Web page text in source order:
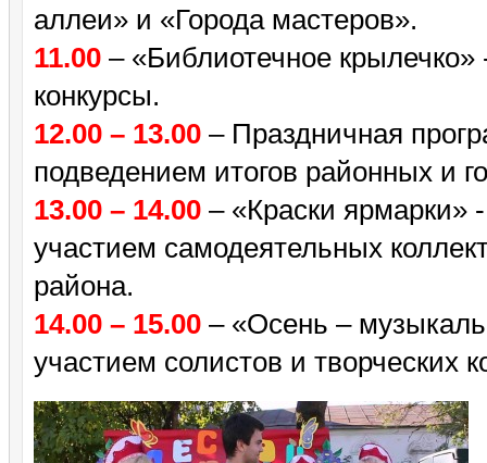
аллеи» и «Города мастеров».
11.00 – «Библиотечное
конкурсы.
12.00 – 13.00 – Праздничная
подведением итогов районных и
13.00 – 14.00 – «Краски ярмарки»
участием самодеятельных
района.
14.00 – 15.00 – «Осень –
участием солистов и творческих